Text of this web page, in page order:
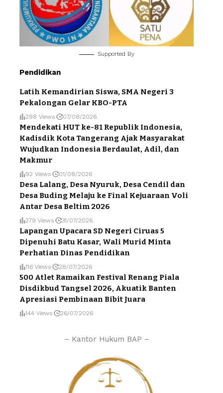
Supported By
Pendidikan
Latih Kemandirian Siswa, SMA Negeri 3
Pekalongan Gelar KBO-PTA
298 Views 07/08/2026
Mendekati HUT ke-81 Republik Indonesia,
Kadisdik Kota Tangerang Ajak Masyarakat
Wujudkan Indonesia Berdaulat, Adil, dan
Makmur
92 Views 01/08/2026
Desa Lalang, Desa Nyuruk, Desa Cendil dan
Desa Buding Melaju ke Final Kejuaraan Voli
Antar Desa Beltim 2026
279 Views 31/07/2026
Lapangan Upacara SD Negeri Ciruas 5
Dipenuhi Batu Kasar, Wali Murid Minta
Perhatian Dinas Pendidikan
116 Views 28/07/2026
500 Atlet Ramaikan Festival Renang Piala
Disdikbud Tangsel 2026, Akuatik Banten
Apresiasi Pembinaan Bibit Juara
144 Views 26/07/2026
– Kantor Hukum BAP –